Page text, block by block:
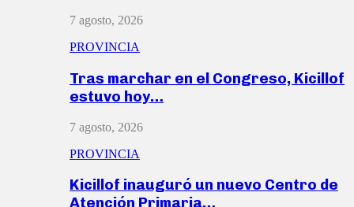
7 agosto, 2026
PROVINCIA
Tras marchar en el Congreso, Kicillof
estuvo hoy…
7 agosto, 2026
PROVINCIA
Kicillof inauguró un nuevo Centro de
Atención Primaria…